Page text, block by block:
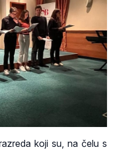
koji su, na čelu s